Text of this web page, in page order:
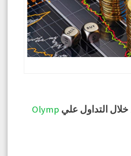
التداول علي Olymp